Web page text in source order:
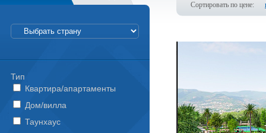
Сортировать по цене:
Тип
Квартира/апартаменты
Дом/вилла
Таунхаус